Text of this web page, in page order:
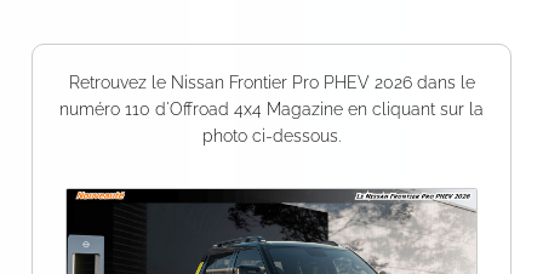
Retrouvez le Nissan Frontier Pro PHEV 2026 dans le
numéro 110 d'Offroad 4x4 Magazine en cliquant sur la
photo ci-dessous.